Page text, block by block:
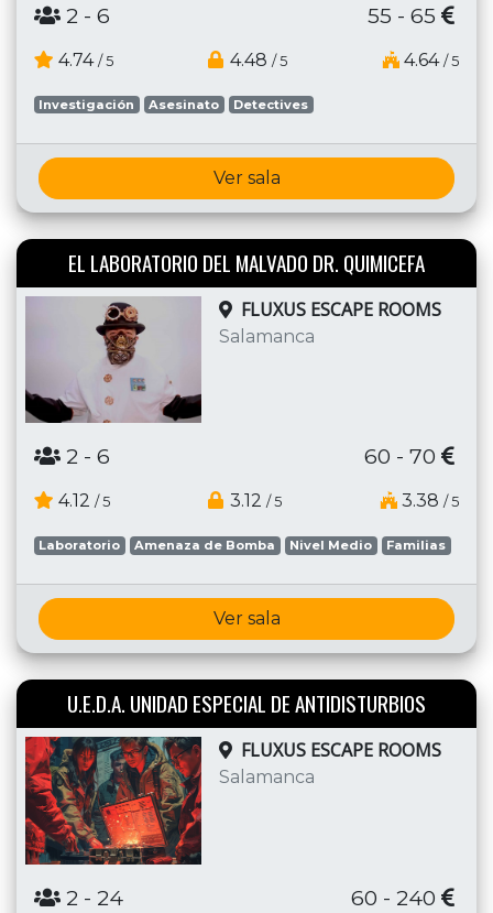
2 - 6 55 - 65
4.74 / 5 4.48 / 5 4.64 / 5
Investigación Asesinato Detectives
Ver sala
EL LABORATORIO DEL MALVADO DR. QUIMICEFA
FLUXUS ESCAPE ROOMS
Salamanca
2 - 6 60 - 70
4.12 / 5 3.12 / 5 3.38 / 5
Laboratorio Amenaza de Bomba Nivel Medio Familias
Ver sala
U.E.D.A. UNIDAD ESPECIAL DE ANTIDISTURBIOS
FLUXUS ESCAPE ROOMS
Salamanca
2 - 24 60 - 240